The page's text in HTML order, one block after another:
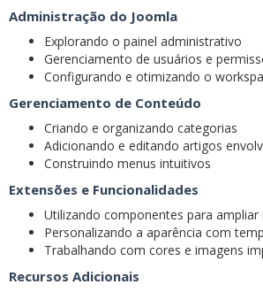
Administração do Joomla
Explorando o painel administrativo
Gerenciamento de usuários e
Configurando e otimizando o
Gerenciamento de Conteúdo
Criando e organizando categorias
Adicionando e editando artigos
Construindo menus intuitivos
Extensões e Funcionalidades
Utilizando componentes para ampliar
Personalizando a aparência com
Trabalhando com cores e imagens
Recursos Adicionais